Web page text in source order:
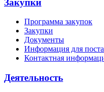
Программа закупок
Закупки
Документы
Информация для
Контактная
Деятельность